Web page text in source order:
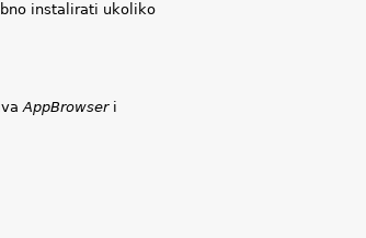
instalirati ukoliko
AppBrowseri